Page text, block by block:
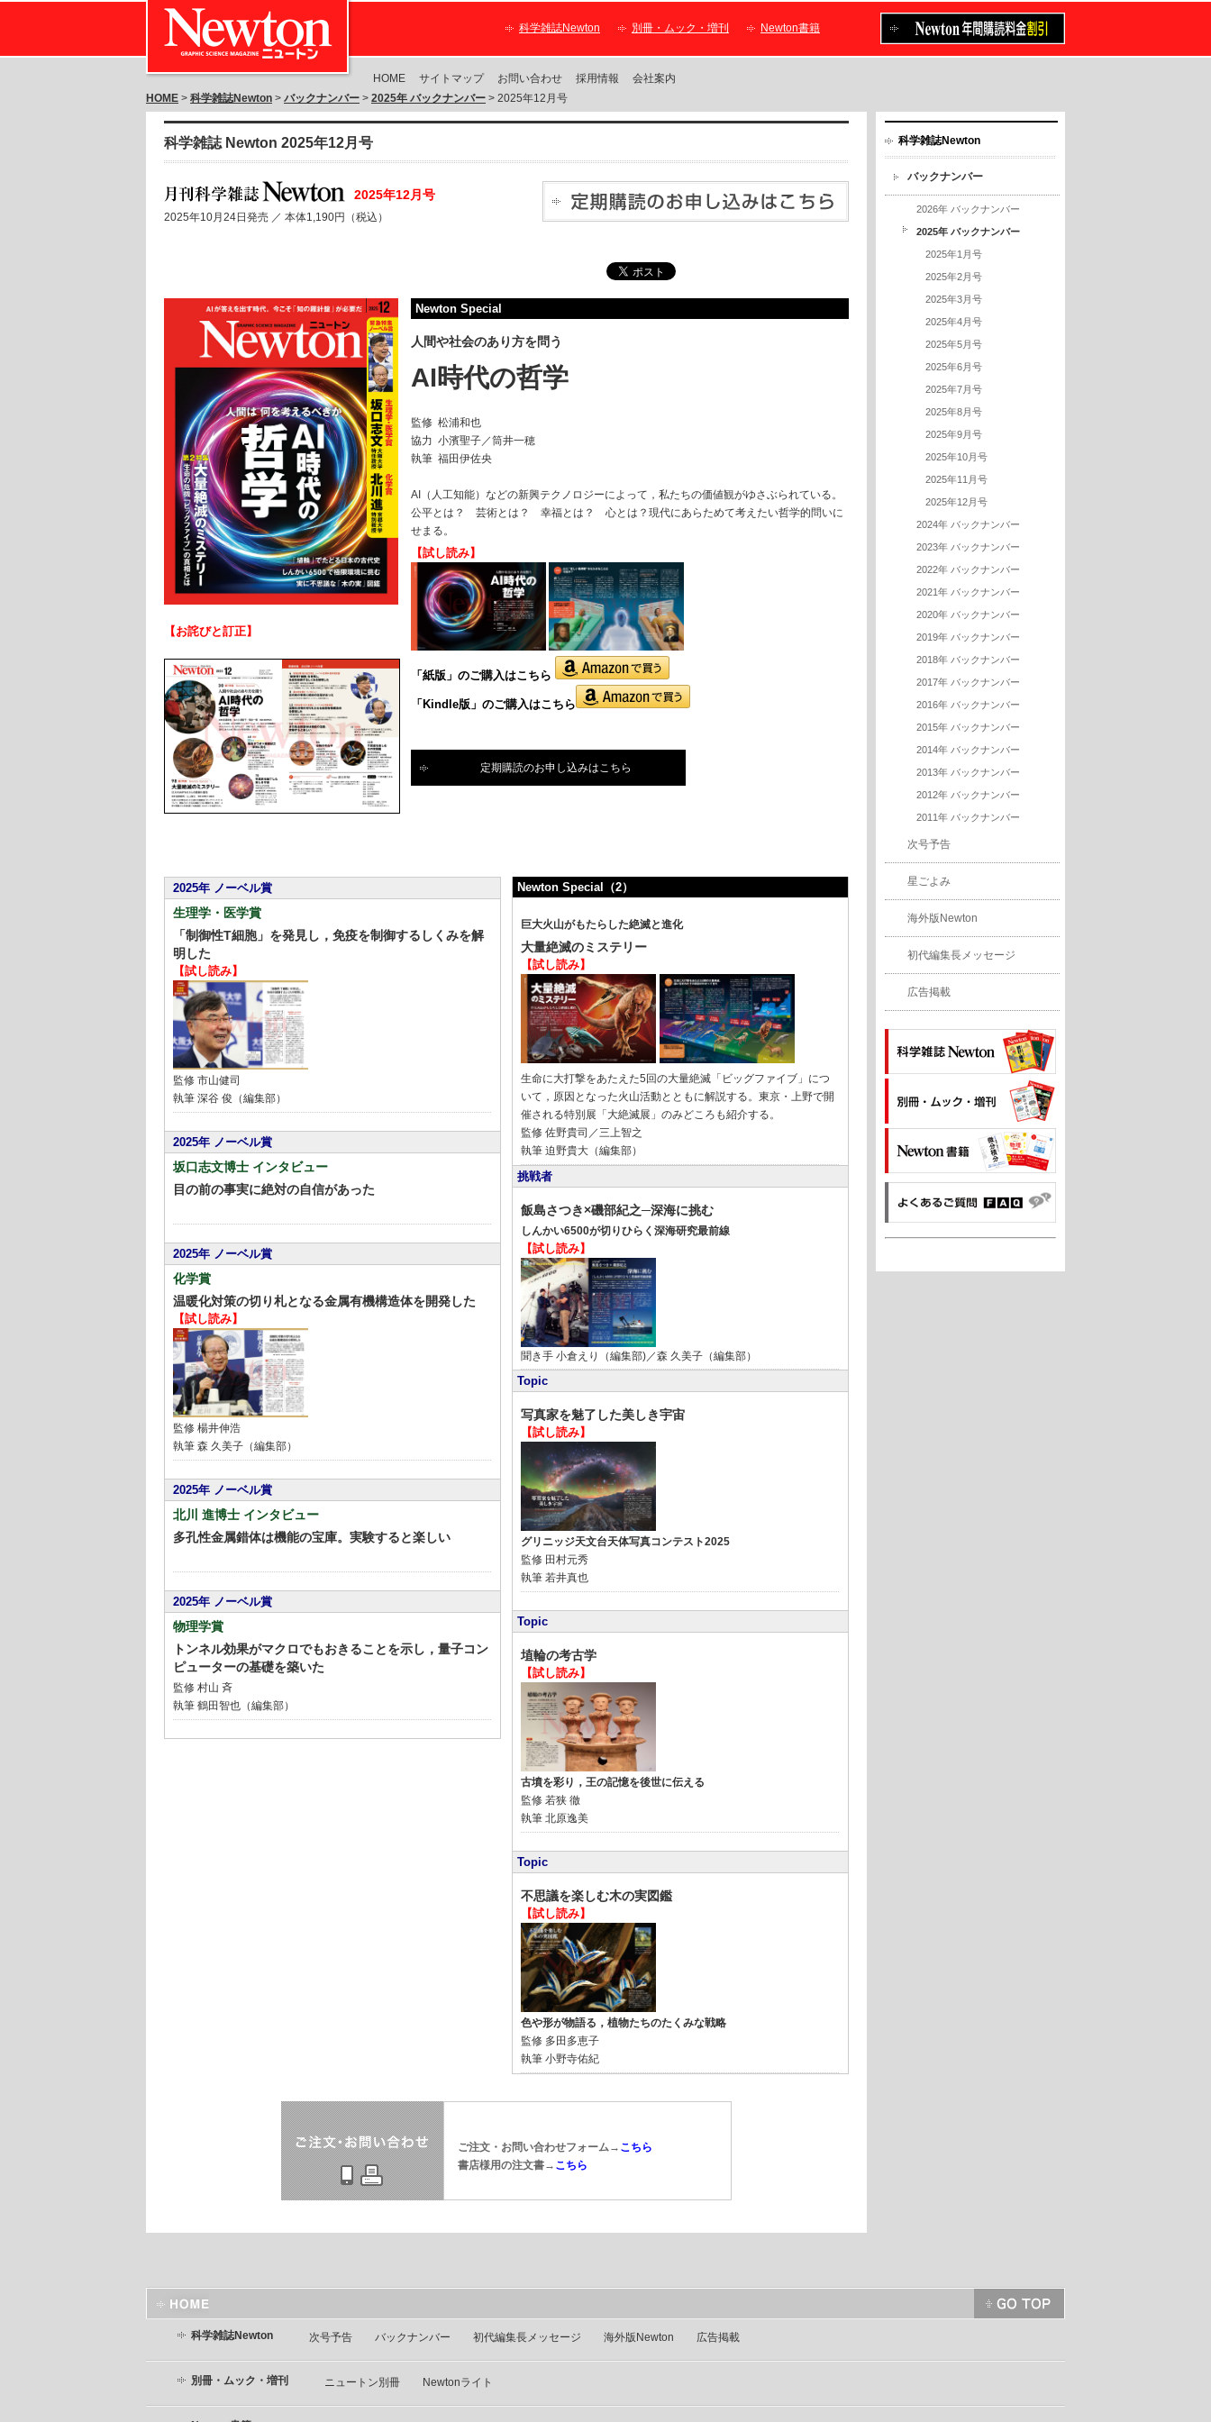
科学雑誌Newton 別冊・ムック・増刊 Newton書籍
HOME サイトマップ お問い合わせ 採用情報
会社案内
HOME > 科学雑誌Newton > バックナンバー > 2025年 バックナンバー > 2025年12月号
科学雑誌 Newton 2025年12月号
2025年12月号
2025年10月24日発売 ／ 本体1,190円（税込）
【お詫びと訂正】
Newton Special
人間や社会のあり方を問う
AI時代の哲学
監修 松浦和也
協力 小濱聖子／筒井一穂
執筆 福田伊佐央
AI（人工知能）などの新興テクノロジーによって，私たちの価値観がゆさぶられている。
公平とは？ 芸術とは？ 幸福とは？ 心とは？現代にあらためて考えたい哲学的問いに
せまる。
【試し読み】
「紙版」のご購入はこちら
「Kindle版」のご購入はこちら
定期購読のお申し込みはこちら
2025年 ノーベル賞
生理学・医学賞
「制御性T細胞」を発見し，免疫を制御するしくみを解
明した
【試し読み】
監修市山健司
執筆 深谷 俊（編集部）
2025年 ノーベル賞
坂口志文博士 インタビュー
目の前の事実に絶対の自信があった
2025年 ノーベル賞
化学賞
温暖化対策の切り札となる金属有機構造体を開発した
【試し読み】
監修楊井伸浩
執筆 森 久美子（編集部）
2025年 ノーベル賞
北川 進博士 インタビュー
多孔性金属錯体は機能の宝庫。実験すると楽しい
2025年 ノーベル賞
物理学賞
トンネル効果がマクロでもおきることを示し，量子コン
ピューターの基礎を築いた
監修村山 斉
執筆 鶴田智也（編集部）
Newton Special（2）
巨大火山がもたらした絶滅と進化
大量絶滅のミステリー
【試し読み】
生命に大打撃をあたえた5回の大量絶滅「ビッグファイブ」につ
いて，原因となった火山活動とともに解説する。東京・上野で開
催される特別展「大絶滅展」のみどころも紹介する。
監修 佐野貴司／三上智之
執筆 迫野貴大（編集部）
挑戦者
飯島さつき×磯部紀之─深海に挑む
しんかい6500が切りひらく深海研究最前線
【試し読み】
聞き手 小倉えり（編集部)／森 久美子（編集部）
Topic
写真家を魅了した美しき宇宙
【試し読み】
グリニッジ天文台天体写真コンテスト2025
監修 田村元秀
執筆 若井真也
Topic
埴輪の考古学
【試し読み】
古墳を彩り，王の記憶を後世に伝える
監修 若狭 徹
執筆 北原逸美
Topic
不思議を楽しむ木の実図鑑
【試し読み】
色や形が物語る，植物たちのたくみな戦略
監修 多田多恵子
執筆 小野寺佑紀
ご注文・お問い合わせフォーム→ こちら
書店様用の注文書→ こちら
科学雑誌Newton
バックナンバー
2026年 バックナンバー
2025年 バックナンバー
2025年1月号
2025年2月号
2025年3月号
2025年4月号
2025年5月号
2025年6月号
2025年7月号
2025年8月号
2025年9月号
2025年10月号
2025年11月号
2025年12月号
2024年 バックナンバー
2023年 バックナンバー
2022年 バックナンバー
2021年 バックナンバー
2020年 バックナンバー
2019年 バックナンバー
2018年 バックナンバー
2017年 バックナンバー
2016年 バックナンバー
2015年 バックナンバー
2014年 バックナンバー
2013年 バックナンバー
2012年 バックナンバー
2011年 バックナンバー
次号予告
星ごよみ
海外版Newton
初代編集長メッセージ
広告掲載
科学雑誌Newton 次号予告 バックナンバー 初代編集長メッセージ 海外版Newton 広告掲載
別冊・ムック・増刊 ニュートン別冊 Newtonライト